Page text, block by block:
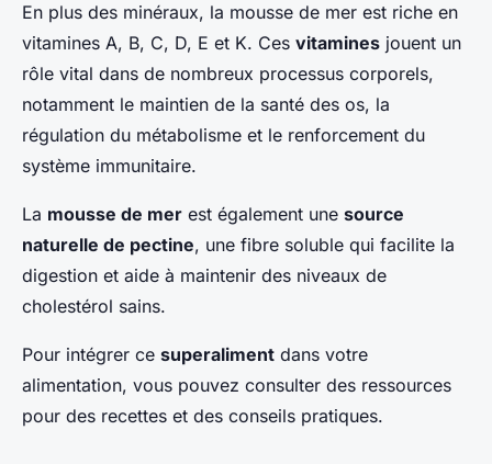
En plus des minéraux, la mousse de mer est riche en
vitamines A, B, C, D, E et K. Ces vitamines jouent un
rôle vital dans de nombreux processus corporels,
notamment le maintien de la santé des os, la
régulation du métabolisme et le renforcement du
système immunitaire.
La mousse de mer est également une source
naturelle de pectine, une fibre soluble qui facilite la
digestion et aide à maintenir des niveaux de
cholestérol sains.
Pour intégrer ce superaliment dans votre
alimentation, vous pouvez consulter des ressources
pour des recettes et des conseils pratiques.